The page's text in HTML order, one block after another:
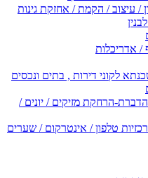
/ עיצוב / הקמת / אחזקת גינות
/ אדריכלות
לקוני דירות , בתים ונכסים
הרחקת מזיקים / יונים /
טלפון / אינטרקום / שערים